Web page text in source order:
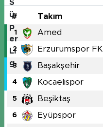
# Takım
1 Amed
2 Erzurumspor FK
3 Başakşehir
4 Kocaelispor
5 Beşiktaş
6 Eyüpspor